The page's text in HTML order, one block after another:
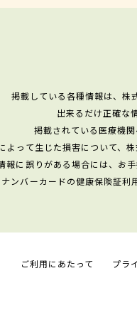
掲載している各種情報は、株
出来るだけ正確な
掲載されている医療機
よって生じた損害について、
報に誤りがある場合には、お
ンバーカードの健康保険証利
ご利用にあたって プラ